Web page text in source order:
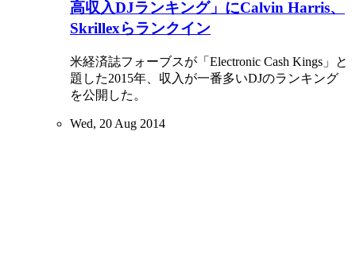
高収入DJランキング」にCalvin Harris、
Skrillexらランクイン
米経済誌フォーブスが「Electronic Cash Kings」と
題した2015年、収入が一番多いDJのランキング
を公開した。
Wed, 20 Aug 2014